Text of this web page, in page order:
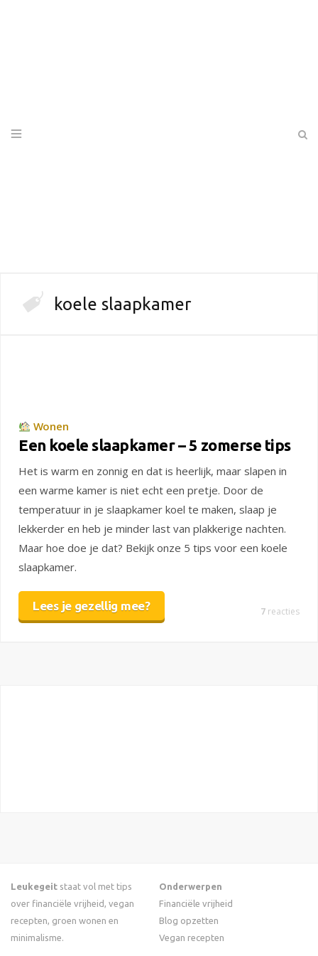
koele slaapkamer
Wonen
Een koele slaapkamer – 5 zomerse tips
Het is warm en zonnig en dat is heerlijk, maar slapen in
een warme kamer is niet echt een pretje. Door de
temperatuur in je slaapkamer koel te maken, slaap je
lekkerder en heb je minder last van plakkerige nachten.
Maar hoe doe je dat? Bekijk onze 5 tips voor een koele
slaapkamer.
Lees je gezellig mee? 7 reacties
Leukegeit staat vol met tips
over financiële vrijheid, vegan
recepten, groen wonen en
minimalisme.
Onderwerpen
Financiële vrijheid
Blog opzetten
Vegan recepten